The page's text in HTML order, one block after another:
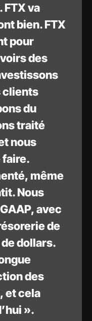
va
bien. FTX
pour
des
clients
du
traité
nous
faire.
même
Nous
avec
de
dollars.
des
et cela
».